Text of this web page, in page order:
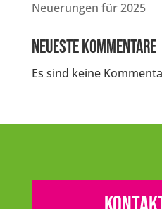
Neuerungen für 2025
Neueste Kommentare
Es sind keine